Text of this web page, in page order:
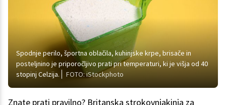
Spodnje perilo, športna oblačila, kuhinjske krpe, brisače in
posteljnino je priporočljivo prati pri temperaturi, ki je višja od 40
stopinj Celzija.
FOTO: iStockphoto
Znate prati pravilno? Britanska strokovnjakinja za